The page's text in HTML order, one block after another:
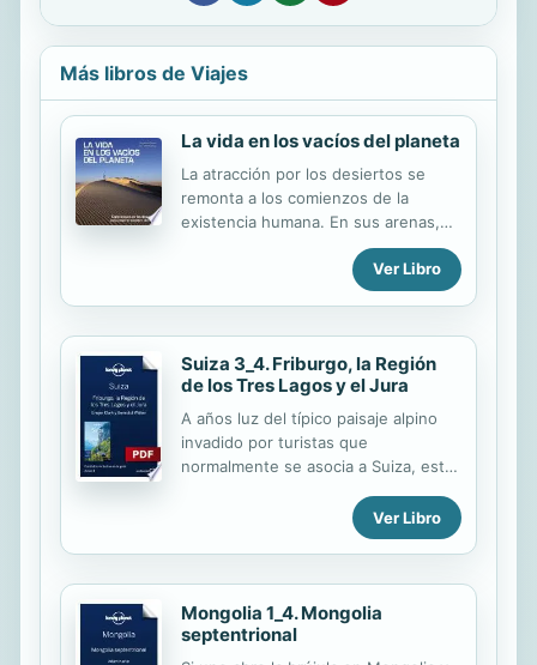
Más libros de Viajes
La vida en los vacíos del planeta
La atracción por los desiertos se
remonta a los comienzos de la
existencia humana. En sus arenas,
sus resecas piedras, sus profundas
entrañas, se esconden civilizaciones
perdidas, ciudades, pirámides y
Desde el siglo XIX, el espíritu de
aventura y las ansias de
descubrimiento llevarán a hombres y
mujeres de probada osadía a
explorar los territorios vacíos del
planeta. Personas intrépidas,
por la curiosidad, acabarán
cartografiando y descubriendo la
historia de los desiertos más
inhóspitos. Tras las aventuras en...
Ver Libro
Suiza 3_4. Friburgo, la Región
de los Tres Lagos y el Jura
A años luz del típico paisaje alpino
invadido por turistas que
normalmente se asocia a Suiza, esta
cantón de Friburgo, el macizo del
Jura y la Región de los Tres Lagos es
encaminarse para hacer una
escapada. • Gozar de la increíble
iluminación del Festival de la Luz en
el entorno medieval de Murten. •
Ver Libro
Mongolia 1_4. Mongolia
septentrional